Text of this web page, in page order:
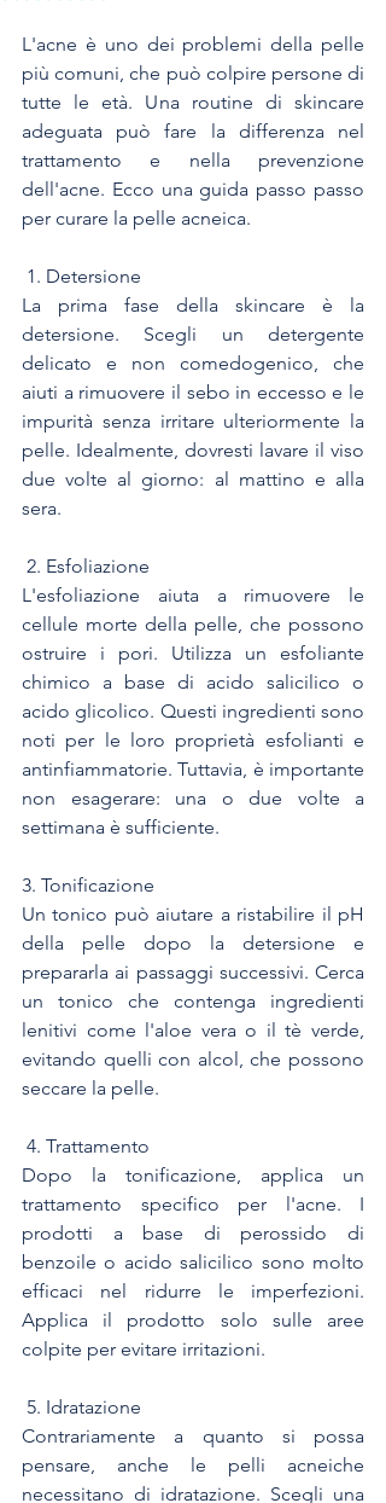
L'acne è uno dei problemi della pelle
più comuni, che può colpire persone di
tutte le età. Una routine di skincare
adeguata può fare la differenza nel
trattamento e nella prevenzione
dell'acne. Ecco una guida passo passo
per curare la pelle acneica.
1. Detersione
La prima fase della skincare è la
detersione. Scegli un detergente
delicato e non comedogenico, che
aiuti a rimuovere il sebo in eccesso e le
impurità senza irritare ulteriormente la
pelle. Idealmente, dovresti lavare il viso
due volte al giorno: al mattino e alla
sera.
2. Esfoliazione
L'esfoliazione aiuta a rimuovere le
cellule morte della pelle, che possono
ostruire i pori. Utilizza un esfoliante
chimico a base di acido salicilico o
acido glicolico. Questi ingredienti sono
noti per le loro proprietà esfolianti e
antinfiammatorie. Tuttavia, è importante
non esagerare: una o due volte a
settimana è sufficiente.
3. Tonificazione
Un tonico può aiutare a ristabilire il pH
della pelle dopo la detersione e
prepararla ai passaggi successivi. Cerca
un tonico che contenga ingredienti
lenitivi come l'aloe vera o il tè verde,
evitando quelli con alcol, che possono
seccare la pelle.
4. Trattamento
Dopo la tonificazione, applica un
trattamento specifico per l'acne. I
prodotti a base di perossido di
benzoile o acido salicilico sono molto
efficaci nel ridurre le imperfezioni.
Applica il prodotto solo sulle aree
colpite per evitare irritazioni.
5. Idratazione
Contrariamente a quanto si possa
pensare, anche le pelli acneiche
necessitano di idratazione. Scegli una